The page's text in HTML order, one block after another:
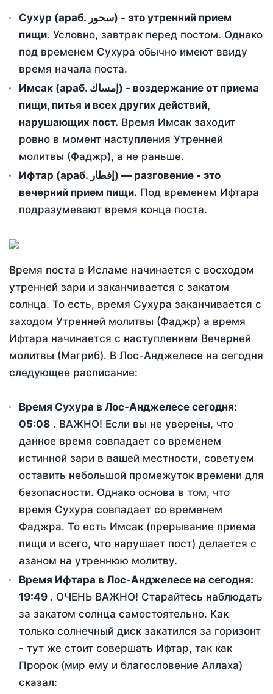
Сухур (араб. سحور) - это утренний прием
пищи. Условно, завтрак перед постом. Однако
под временем Сухура обычно имеют ввиду
время начала поста.
Имсак (араб. إمساك) - воздержание от приема
пищи, питья и всех других действий,
нарушающих пост. Время Имсак заходит
ровно в момент наступления Утренней
молитвы (Фаджр), а не раньше.
Ифтар (араб. إفطار) — разговение - это
вечерний прием пищи. Под временем Ифтара
подразумевают время конца поста.
Время поста в Исламе начинается с восходом
утренней зари и заканчивается с закатом
солнца. То есть, время Сухура заканчивается с
заходом Утренней молитвы (Фаджр) а время
Ифтара начинается с наступлением Вечерней
молитвы (Магриб). В Лос-Анджелесе на сегодня
следующее расписание:
Время Сухура в Лос-Анджелесе сегодня:
05:08 . ВАЖНО! Если вы не уверены, что
данное время совпадает со временем
истинной зари в вашей местности, советуем
оставить небольшой промежуток времени для
безопасности. Однако основа в том, что
время Сухура совпадает со временем
Фаджра. То есть Имсак (прерывание приема
пищи и всего, что нарушает пост) делается с
азаном на утреннюю молитву.
Время Ифтара в Лос-Анджелесе на сегодня:
19:49 . ОЧЕНЬ ВАЖНО! Старайтесь наблюдать
за закатом солнца самостоятельно. Как
только солнечный диск закатился за горизонт
- тут же стоит совершать Ифтар, так как
Пророк (мир ему и благословение Аллаха)
сказал: